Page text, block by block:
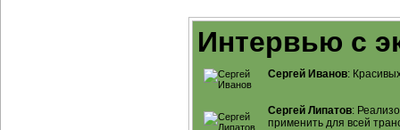
Интервью с
Сергей Иванов:
Сергей Липатов:
применить для всей